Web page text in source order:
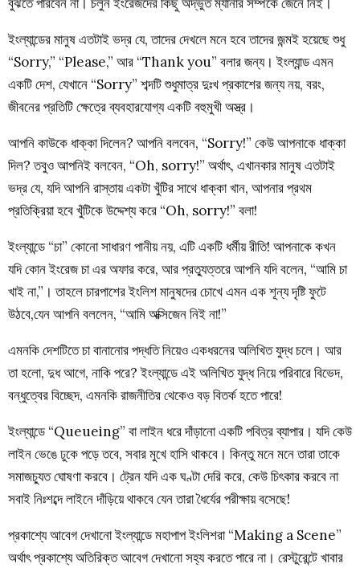
ইংল্যান্ডের মানুষ এতটাই ভদ্র যে, তাদের দেখলে মনে হবে তাদের জন্মই হয়েছে শুধু
“Sorry,” “Please,” আর “Thank you” বলার জন্য। ইংল্যান্ড এমন
একটি দেশ, যেখানে “Sorry” শব্দটি শুধুমাত্র দুঃখ প্রকাশের জন্য নয়, বরং,
জীবনের প্রতিটি ক্ষেত্রে ব্যবহারযোগ্য একটি বহুমুখী অস্ত্র।
আপনি কাউকে ধাক্কা দিলেন? আপনি বলবেন, “Sorry!” কেউ আপনাকে ধাক্কা
দিল? তবুও আপনিই বলবেন, “Oh, sorry!” অর্থাৎ, এখানকার মানুষ এতটাই
ভদ্র যে, যদি আপনি রাস্তায় একটা খুঁটির সাথে ধাক্কা খান, আপনার প্রথম
প্রতিক্রিয়া হবে খুঁটিকে উদ্দেশ্য করে “Oh, sorry!” বলা!
ইংল্যান্ডে “চা” কোনো সাধারণ পানীয় নয়, এটি একটি ধর্মীয় রীতি! আপনাকে কখন
যদি কোন ইংরেজ চা এর অফার করে, আর প্রত্যুত্তরে আপনি যদি বলেন, “আমি চা
খাই না,”। তাহলে চারপাশের ইংলিশ মানুষদের চোখে এমন এক শূন্য দৃষ্টি ফুটে
উঠবে,যেন আপনি বললেন, “আমি অক্সিজেন নিই না!”
এমনকি দেশটিতে চা বানানোর পদ্ধতি নিয়েও একধরনের অলিখিত যুদ্ধ চলে। আর
তা হলো, দুধ আগে, নাকি পরে? ইংল্যান্ডে এই অলিখিত যুদ্ধ নিয়ে পরিবারে বিভেদ,
বন্ধুত্বের বিচ্ছেদ, এমনকি রাজনীতির থেকেও বড় বিতর্ক হতে পারে!
ইংল্যান্ডে “Queueing” বা লাইন ধরে দাঁড়ানো একটি পবিত্র ব্যাপার। যদি কেউ
লাইন ভেঙে ঢুকে পড়ে তবে, সবার মুখে হাসি থাকবে। কিন্তু মনে মনে তারা তাকে
সমাজচ্যুত ঘোষণা করবে। ট্রেন যদি এক ঘণ্টা দেরি করে, কেউ চিৎকার করবে না
সবাই নিঃশব্দে লাইনে দাঁড়িয়ে থাকবে যেন তারা ধৈর্যের পরীক্ষায় বসেছে!
প্রকাশ্যে আবেগ দেখানো ইংল্যান্ডে মহাপাপ ইংলিশরা “Making a Scene”
অর্থাৎ প্রকাশ্যে অতিরিক্ত আবেগ দেখানো সহ্য করতে পারে না। রেস্টুরেন্টে খাবার